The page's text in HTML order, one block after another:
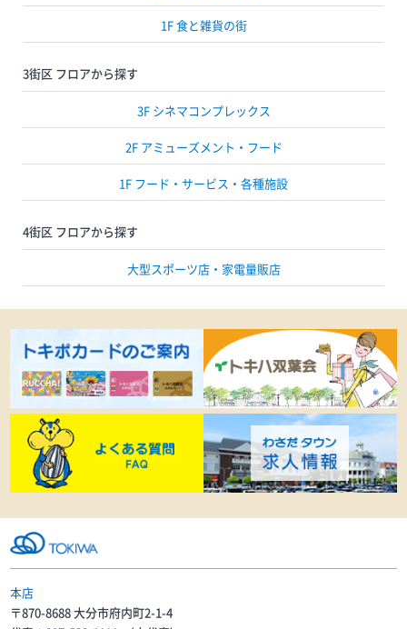
1F 食と雑貨の街
3街区 フロアから探す
3F シネマコンプレックス
2F アミューズメント・フード
1F フード・サービス・各種施設
4街区 フロアから探す
大型スポーツ店・家電量販店
本店
〒870-8688 大分市府内町2-1-4